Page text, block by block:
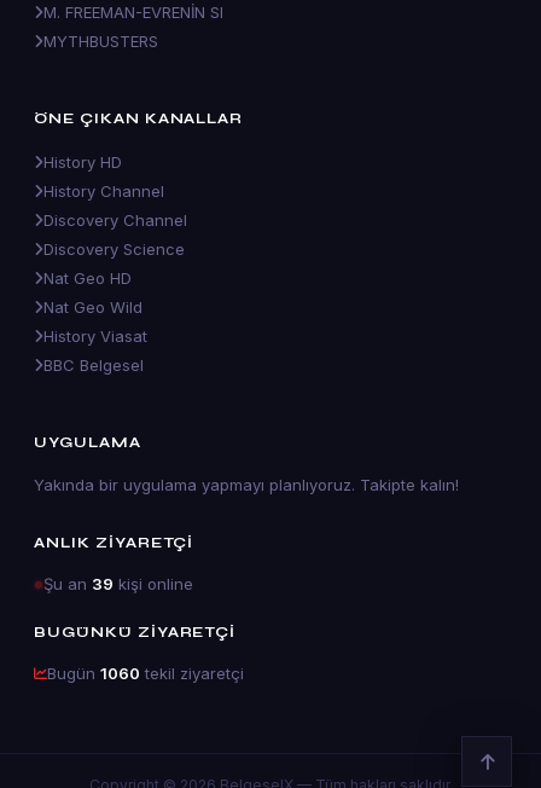
M. FREEMAN-EVRENİN SI
MYTHBUSTERS
ÖNE ÇIKAN KANALLAR
History HD
History Channel
Discovery Channel
Discovery Science
Nat Geo HD
Nat Geo Wild
History Viasat
BBC Belgesel
UYGULAMA
Yakında bir uygulama yapmayı planlıyoruz. Takipte kalın!
ANLIK ZIYARETÇI
Şu an 39 kişi online
BUGÜNKÜ ZIYARETÇI
Bugün 1060 tekil ziyaretçi